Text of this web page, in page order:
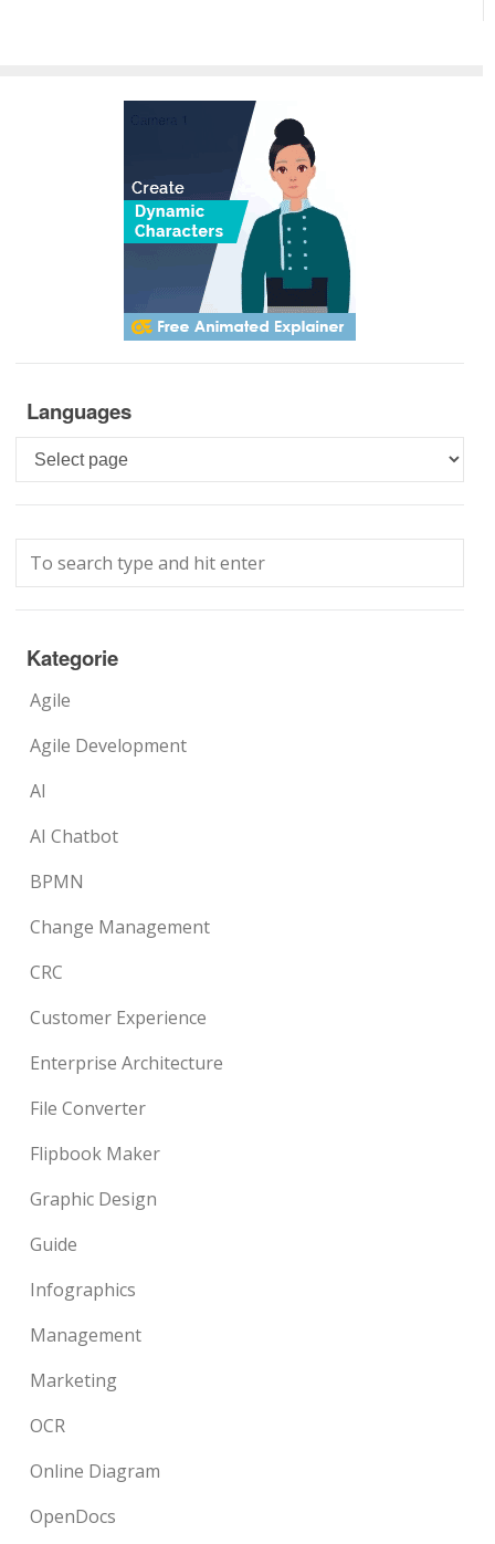
Languages
Languages
Kategorie
Agile
Agile Development
AI
AI Chatbot
BPMN
Change Management
CRC
Customer Experience
Enterprise Architecture
File Converter
Flipbook Maker
Graphic Design
Guide
Infographics
Management
Marketing
OCR
Online Diagram
OpenDocs